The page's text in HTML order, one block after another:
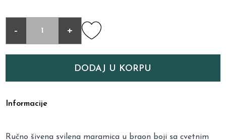
- +
DODAJ U KORPU
Informacije
Ručno šivena svilena maramica u braon boji sa cvetnim